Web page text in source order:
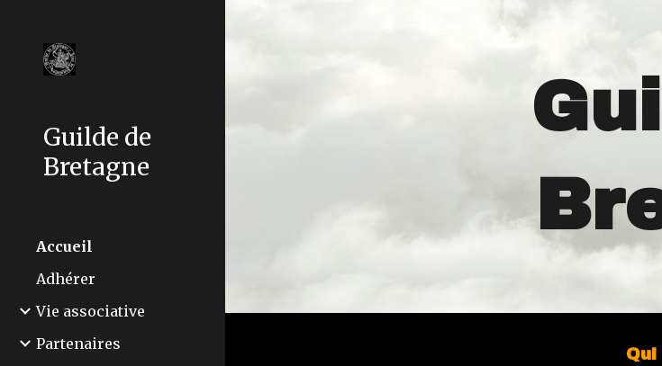
Guilde de
Bretagne
Accueil
Adhérer
Vie associative
Partenaires
G